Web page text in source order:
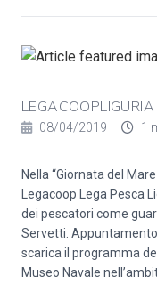
LEGACOOPLIGURIA
08/04/2019 1
Nella “Giornata del
Legacoop Lega Pesca
dei pescatori come
Servetti.
scarica il programma
Museo Navale